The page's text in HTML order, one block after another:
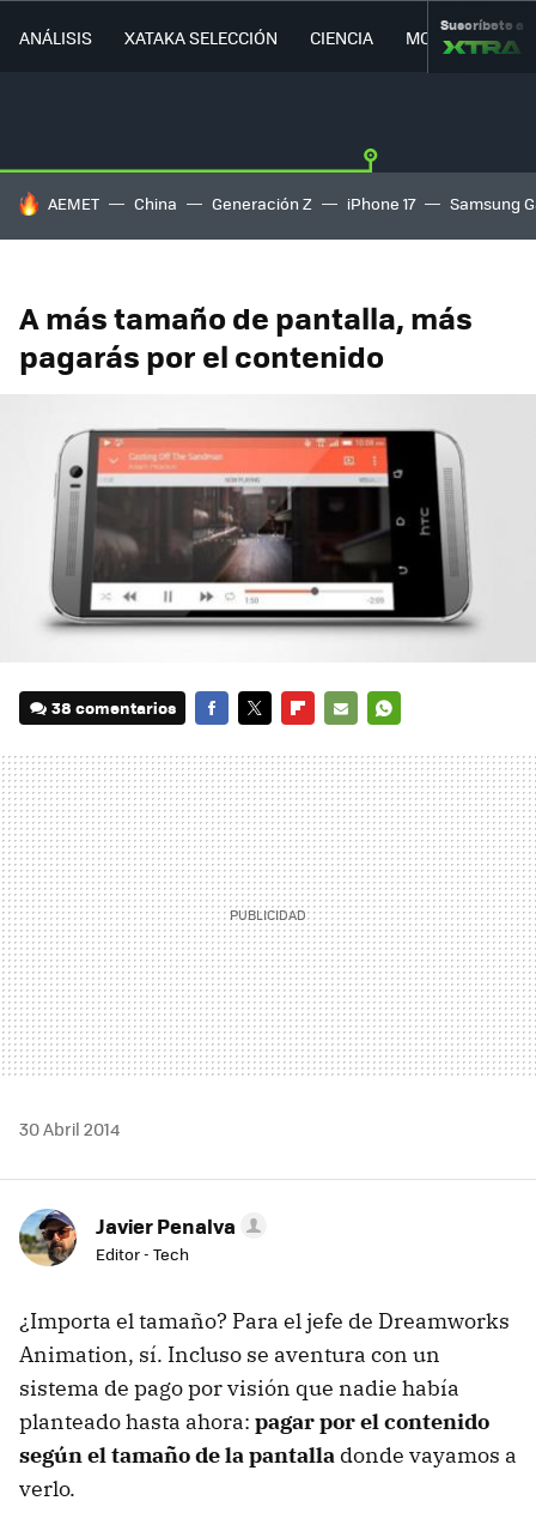
ANÁLISIS XATAKA SELECCIÓN CIENCIA MOVILIDAD
Suscríbete a
HOY SE HABLA DE
AEMET China Generación Z iPhone 17 Samsung
A más tamaño de pantalla, más
pagarás por el contenido
38 comentarios
MAIL
30 Abril 2014
Javier Penalva
Editor - Tech
¿Importa el tamaño? Para el jefe de Dreamworks
Animation, sí. Incluso se aventura con un
sistema de pago por visión que nadie había
planteado hasta ahora: pagar por el contenido
según el tamaño de la pantalla donde vayamos a
verlo.